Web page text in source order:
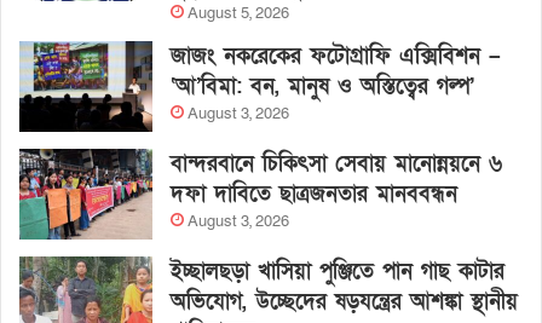
August 5, 2026
জাজং নকরেকের ফটোগ্রাফি এক্সিবিশন –
‘আ’বিমা: বন, মানুষ ও অস্তিত্বের গল্প’
August 3, 2026
বান্দরবানে চিকিৎসা সেবায় মানোন্নয়নে ৬
দফা দাবিতে ছাত্রজনতার মানববন্ধন
August 3, 2026
ইচ্ছালছড়া খাসিয়া পুঞ্জিতে পান গাছ কাটার
অভিযোগ, উচ্ছেদের ষড়যন্ত্রের আশঙ্কা স্থানীয়